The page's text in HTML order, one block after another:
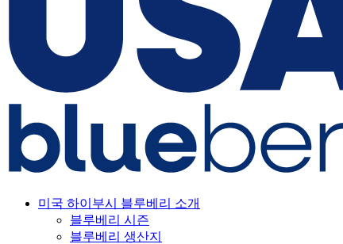
미국 하이부시 블루베리 소개
블루베리 시즌
블루베리 생산지